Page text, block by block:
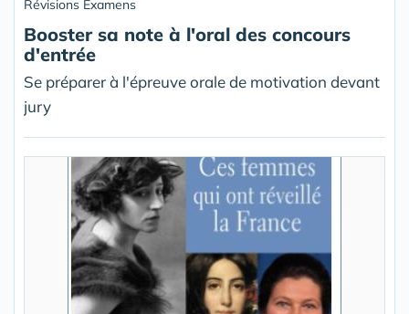
Révisions Examens
Booster sa note à l'oral des concours
d'entrée
Se préparer à l'épreuve orale de motivation devant
jury